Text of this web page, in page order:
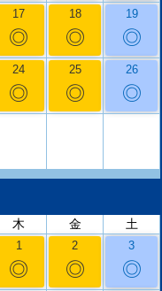
17
◎
18
◎
19
◎
24
◎
25
◎
26
◎
木 金 土
1
◎
2
◎
3
◎